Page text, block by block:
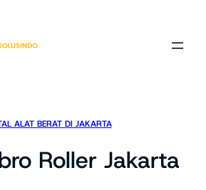
ALAT BERAT DI JAKARTA
Roller Jakarta